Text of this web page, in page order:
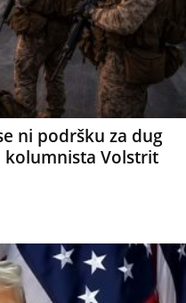
ni podršku za dug
kolumnista Volstrit